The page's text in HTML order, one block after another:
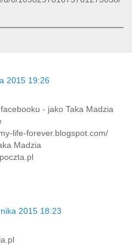
2015 19:26
- jako Taka Madzia
life-forever.blogspot.com/
Madzia
2015 18:23